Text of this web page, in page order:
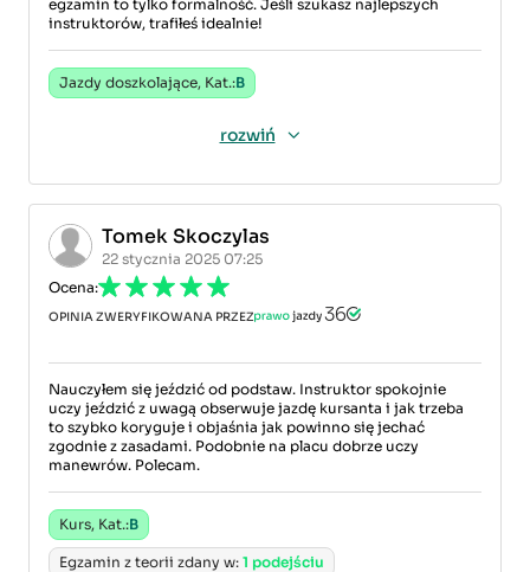
egzamin to tylko formalność. Jeśli szukasz najlepszych
instruktorów, trafiłeś idealnie!
Jazdy doszkolające, Kat.:B
rozwiń
Tomek Skoczylas
22 stycznia 2025 07:25
Ocena:
OPINIA ZWERYFIKOWANA PRZEZ
Nauczyłem się jeździć od podstaw. Instruktor spokojnie
uczy jeździć z uwagą obserwuje jazdę kursanta i jak trzeba
to szybko koryguje i objaśnia jak powinno się jechać
zgodnie z zasadami. Podobnie na placu dobrze uczy
manewrów. Polecam.
Kurs, Kat.:B
Egzamin z teorii zdany w: 1 podejściu